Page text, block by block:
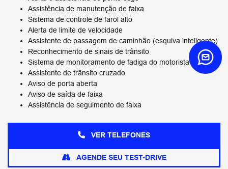
Assistência de manutenção de faixa
Sistema de controle de farol alto
Alerta de limite de velocidade
Assistente de passagem de caminhão (esquiva inteligente)
Reconhecimento de sinais de trânsito
Sistema de monitoramento de fadiga do motorista
Assistente de trânsito cruzado
Aviso de porta aberta
Aviso de saída de faixa
Assistência de seguimento de faixa
VER TELEFONES
AGENDE SEU TEST-DRIVE